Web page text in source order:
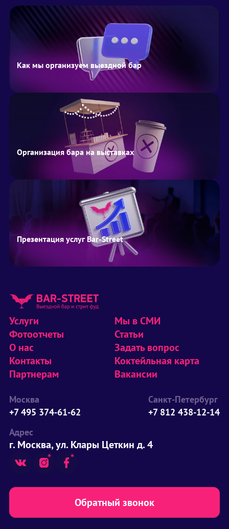
Как мы организуем выездной бар
Организация бара на выставках
Презентация услуг Bar-Street
Услуги
Фотоотчеты
О нас
Контакты
Партнерам
Мы в СМИ
Статьи
Задать вопрос
Коктейльная карта
Вакансии
Москва
+7 495 374-61-62
Санкт-Петербург
+7 812 438-12-14
Адрес
г. Москва, ул. Клары Цеткин д. 4
Обратный звонок